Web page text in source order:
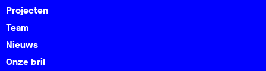
Projecten
Team
Nieuws
Onze bril